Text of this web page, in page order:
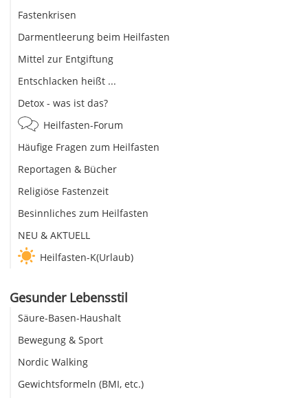
Fastenkrisen
Darmentleerung beim Heilfasten
Mittel zur Entgiftung
Entschlacken heißt ...
Detox - was ist das?
Heilfasten-Forum
Häufige Fragen zum Heilfasten
Reportagen & Bücher
Religiöse Fastenzeit
Besinnliches zum Heilfasten
NEU & AKTUELL
Heilfasten-K(Urlaub)
Gesunder Lebensstil
Säure-Basen-Haushalt
Bewegung & Sport
Nordic Walking
Gewichtsformeln (BMI, etc.)